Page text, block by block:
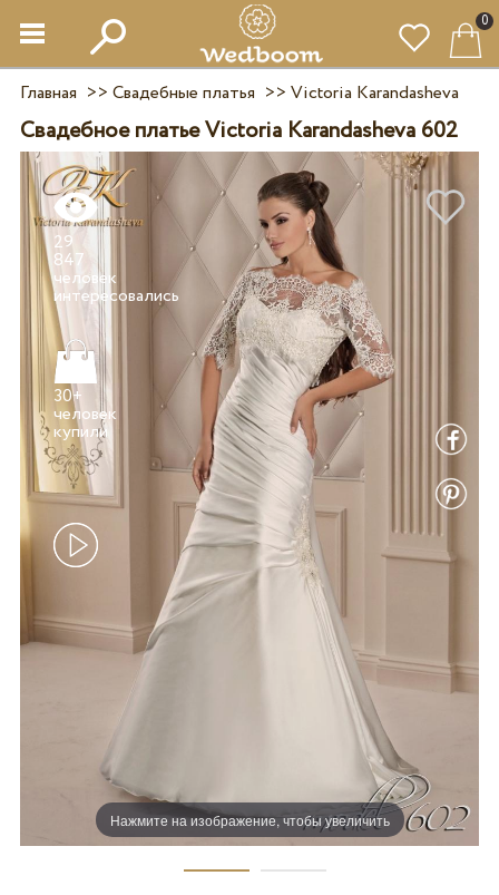
0
Главная >> Свадебные платья >> Victoria Karandasheva
Свадебное платье Victoria Karandasheva 602
Нажмите на изображение, чтобы увеличить
29
847
человек
30+
человек